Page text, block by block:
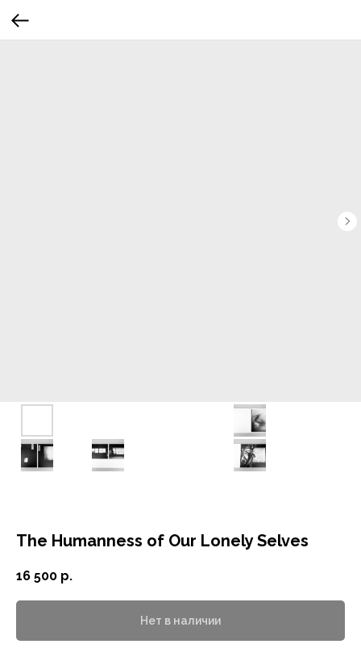
The Humanness of Our Lonely Selves
16 500 р.
Нет в наличии